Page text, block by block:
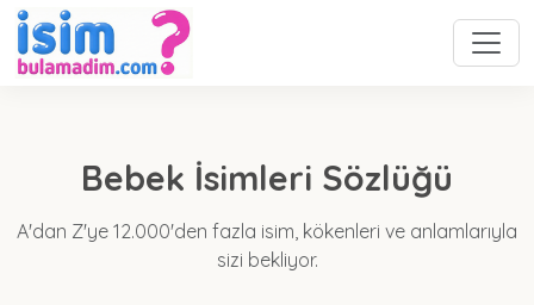
Bebek İsimleri Sözlüğü
A'dan Z'ye 12.000'den fazla isim, kökenleri ve anlamlarıyla
sizi bekliyor.